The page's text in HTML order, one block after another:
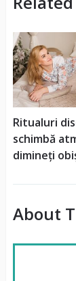
Ritualuri
schimbă
dimineți
About